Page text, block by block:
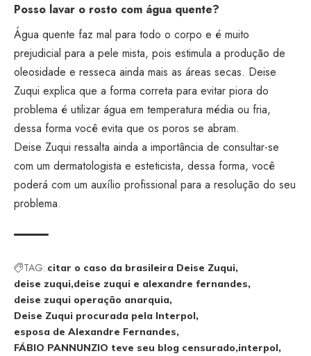
Posso lavar o rosto com água quente?
Água quente faz mal para todo o corpo e é muito
prejudicial para a pele mista, pois estimula a produção de
oleosidade e resseca ainda mais as áreas secas. Deise
Zuqui explica que a forma correta para evitar piora do
problema é utilizar água em temperatura média ou fria,
dessa forma você evita que os poros se abram.
Deise Zuqui ressalta ainda a importância de consultar-se
com um dermatologista e esteticista, dessa forma, você
poderá com um auxílio profissional para a resolução do seu
problema.
TAG: citar o caso da brasileira Deise Zuqui
deise zuqui deise zuqui e alexandre fernandes
deise zuqui operação anarquia
Deise Zuqui procurada pela Interpol
esposa de Alexandre Fernandes
FÁBIO PANNUNZIO teve seu blog censurado interpol